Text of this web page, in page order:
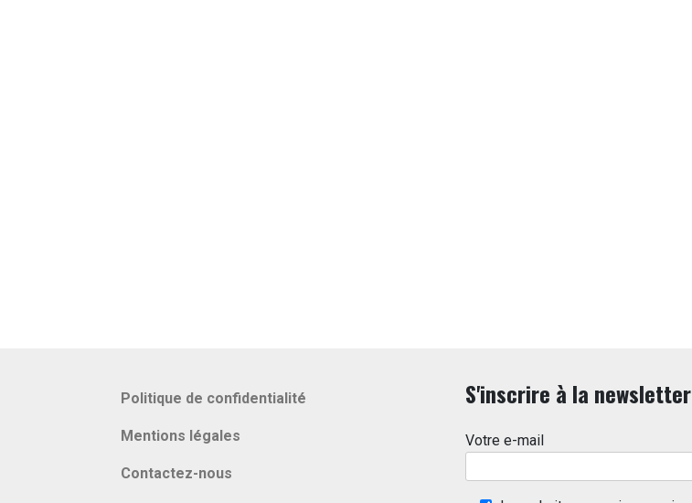
Politique de confidentialité
Mentions légales
Contactez-nous
S'inscrire à la newsletter
Votre e-mail